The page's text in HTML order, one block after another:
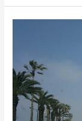
votre
voyage
à
Marrakech